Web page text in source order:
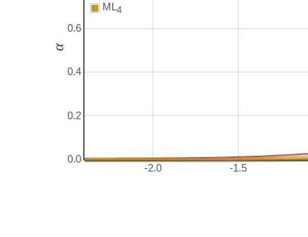
-2.0 -1.5
0.0
0.2
0.4
0.6
ML4
α